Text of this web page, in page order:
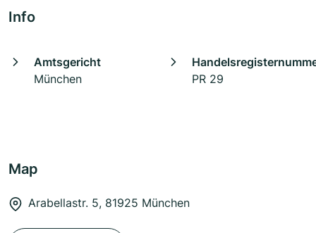
Info
Amtsgericht
München
PR 29
Map
Arabellastr. 5, 81925 München